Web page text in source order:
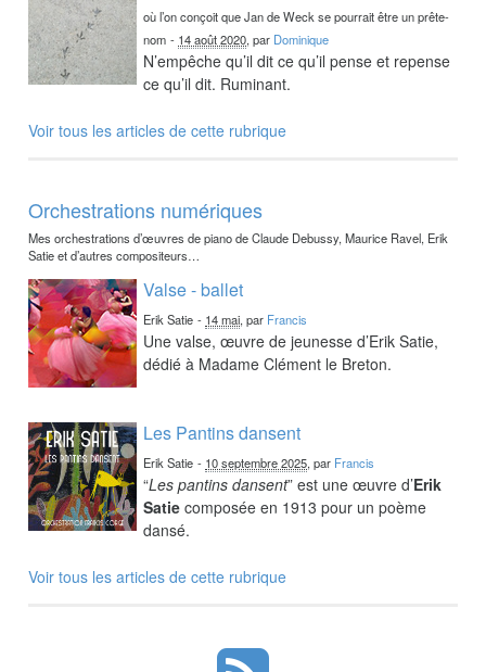
où l’on conçoit que Jan de Weck se pourrait être un prête-
nom - 14 août 2020, par Dominique
N’empêche qu’il dit ce qu’il pense et repense
ce qu’il dit. Ruminant.
Voir tous les articles de cette rubrique
Orchestrations numériques
Mes orchestrations d’œuvres de piano de Claude Debussy, Maurice Ravel, Erik
Satie et d’autres compositeurs…
Valse - ballet
Erik Satie - 14 mai, par Francis
Une valse, œuvre de jeunesse d’Erik Satie,
dédié à Madame Clément le Breton.
Les Pantins dansent
Erik Satie - 10 septembre 2025, par Francis
“Les pantins dansent” est une œuvre d’Erik
Satie composée en 1913 pour un poème
dansé.
Voir tous les articles de cette rubrique